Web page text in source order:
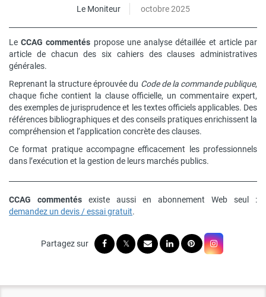
Le Moniteur
octobre 2025
LeCCAG commentés propose une analyse détaillée et article par
article de chacun des six cahiers des clauses administratives
générales.
Reprenant la structure éprouvée du Code de la commande publique,
chaque fiche contient la clause officielle, un commentaire expert,
des exemples de jurisprudence et les textes officiels applicables. Des
références bibliographiques et des conseils pratiques enrichissent la
compréhension et l’application concrète des clauses.
Ce format pratique accompagne efficacement les professionnels
dans l’exécution et la gestion de leurs marchés publics.
CCAG commentés existe aussi en abonnement Web seul :
demandez un devis / essai gratuit.